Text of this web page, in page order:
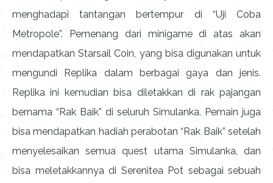
menghadapi tantangan bertempur di “Uji Coba
Metropole”. Pemenang dari minigame di atas akan
mendapatkan Starsail Coin, yang bisa digunakan untuk
mengundi Replika dalam berbagai gaya dan jenis.
Replika ini kemudian bisa diletakkan di rak pajangan
bernama “Rak Baik” di seluruh Simulanka. Pemain juga
bisa mendapatkan hadiah perabotan “Rak Baik” setelah
menyelesaikan semua quest utama Simulanka, dan
bisa meletakkannya di Serenitea Pot sebagai sebuah